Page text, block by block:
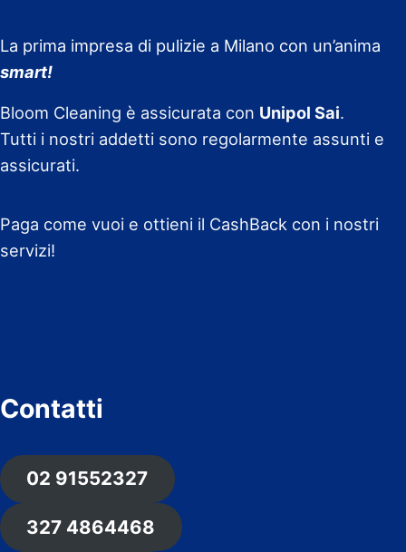
La prima impresa di pulizie a Milano con un’anima
smart!
Bloom Cleaning è assicurata con Unipol Sai.
Tutti i nostri addetti sono regolarmente assunti e
assicurati.
Paga come vuoi e ottieni il CashBack con i nostri
servizi!
Contatti
02 91552327
327 4864468